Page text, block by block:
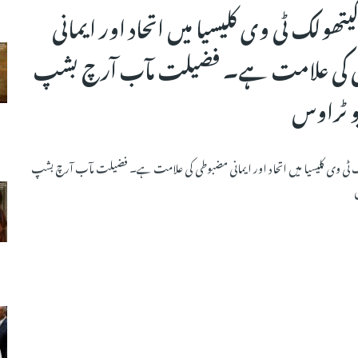
ٹی وی کلیسیا میں اتحاد اور ایمانی
کی علامت ہے۔ فضیلت مآب آرچ بشپ
ٹراوس
ٹی وی کلیسیا میں اتحاد اور ایمانی مضبوطی کی علامت ہے۔ فضیلت مآب آرچ بشپ